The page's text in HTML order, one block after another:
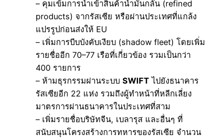
– คุมเข้มการนำเข้าสินค้าน้ำมันกลั่น (refined
products) จากรัสเซีย หรือผ่านประเทศที่แกล้ง
แปรรูปก่อนส่งให้ EU
– เพิ่มการบีบบังคับเงียบ (shadow fleet) โดยเพิ่ม
รายชื่ออีก 70–77 เรือที่เกี่ยวข้อง รวมเป็นกว่า
400 รายการ
– ห้ามธุรกรรมผ่านระบบ SWIFT ไปยังธนาคาร
รัสเซียอีก 22 แห่ง รวมถึงผู้ทำหน้าที่หลีกเลี่ยง
มาตรการผ่านธนาคารในประเทศที่สาม
– เพิ่มรายชื่อบริษัทจีน, เบลารุส และอื่นๆ ที่
สนับสนุนโครงสร้างการทหารของรัสเซีย จำนวน